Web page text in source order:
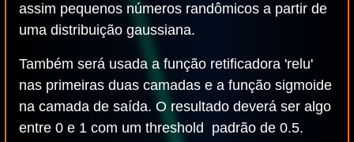
assim pequenos números randômicos a partir de
uma distribuição gaussiana.
Também será usada a função retificadora 'relu'
nas primeiras duas camadas e a função sigmoide
na camada de saída. O resultado deverá ser algo
entre 0 e 1 com um threshold padrão de 0.5.